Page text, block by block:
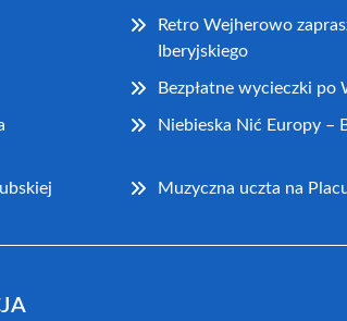
Retro Wejherowo
Iberyjskiego
Bezpłatne wycieczki
Niebieska Nić Europy –
Muzyczna uczta na